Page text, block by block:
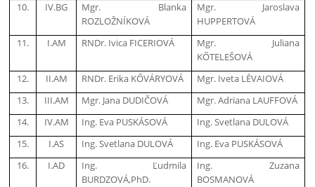
10.
IV.BG
Mgr. Blanka
ROZLOŽNÍKOVÁ
Mgr. Jaroslava
HUPPERTOVÁ
11.
I.AM RNDr. Ivica FICERIOVÁ
Mgr. Juliana
KŐTELEŠOVÁ
12.
II.AM RNDr. Erika KŐVÁRYOVÁ
Mgr. Iveta LÉVAIOVÁ
13.
III.AM Mgr. Jana DUDIČOVÁ
Mgr. Adriana LAUFFOVÁ
14.
IV.AM Ing. Eva PUSKÁSOVÁ
Ing. Svetlana DULOVÁ
15.
I.AS Ing. Svetlana DULOVÁ
Ing. Eva PUSKÁSOVÁ
16.
I.AD
Ing. Ľudmila
BURDZOVÁ,PhD.
Ing. Zuzana
BOSMANOVÁ